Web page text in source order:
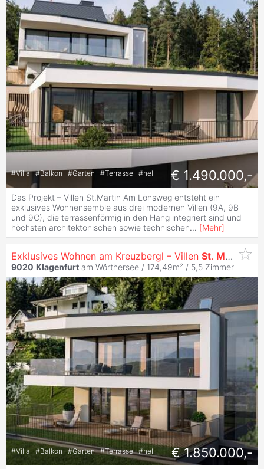
#Villa #Balkon #Garten #Terrasse #hell € 1.490.000,-
Das Projekt – Villen St.Martin Am Lönsweg entsteht ein
exklusives Wohnensemble aus drei modernen Villen (9A, 9B
und 9C), die terrassenförmig in den Hang integriert sind und
höchsten architektonischen sowie technischen... [Mehr]
Exklusives Wohnen am Kreuzbergl – Villen St. Martin mit
9020 Klagenfurt am Wörthersee / 174,49m² / 5,5 Zimmer
#Villa #Balkon #Garten #Terrasse #hell € 1.850.000,-